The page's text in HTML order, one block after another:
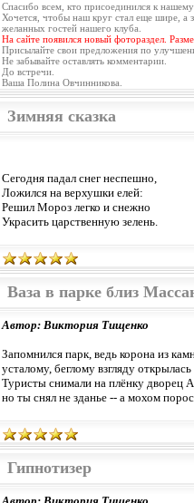
Спасибо всем, кто присоединился к
Хочется, чтобы наш круг стал еще шире, а
желанных гостей нашего клуба.
На сайте появился новый фотораздел.
Присылайте свои предложения по
Не забывайте оставлять комментарии.
До встречи.
Ваша Полина Овчинникова.
Зимняя сказка
Сегодня падал снег неспешно,
Ложился на верхушки елей:
Решил Мороз легко и снежно
Украсить царственную зелень.
Ваза в парке близ
Автор: Виктория Тищенко
Запомнился парк, ведь корона из
усталому, беглому взгляду открылась
Туристы снимали на плёнку дворец
но ты снял не зданье -- а мохом
Гипнотизер